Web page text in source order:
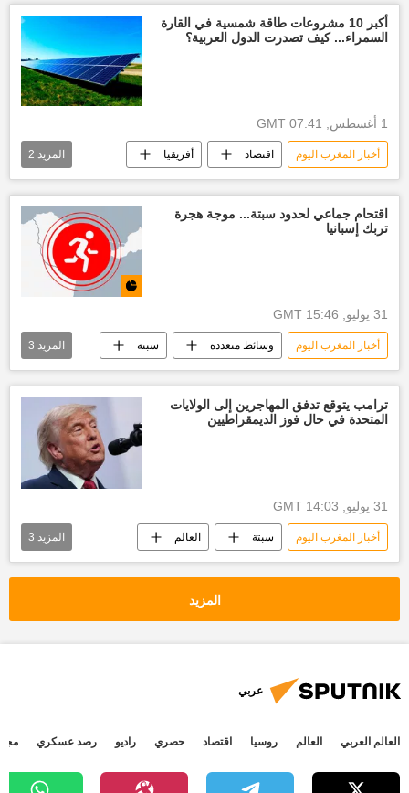
أكبر 10 مشروعات طاقة شمسية في القارة
السمراء... كيف تصدرت الدول العربية؟
1 أغسطس, 07:41 GMT
أخبار المغرب اليوم اقتصاد أفريقيا
مصر جنوب أفريقيا
المزيد 2
اقتحام جماعي لحدود سبتة... موجة هجرة
تربك إسبانيا
31 يوليو, 15:46 GMT
أخبار المغرب اليوم وسائط متعددة سبتة
أخبار إسبانيا أفريقيا انفوجرافيك
المزيد 3
ترامب يتوقع تدفق المهاجرين إلى الولايات
المتحدة في حال فوز الديمقراطيين
31 يوليو, 14:03 GMT
أخبار المغرب اليوم سبتة العالم
ترامب العالم العربي أخبار إسبانيا
المزيد 3
المزيد
عربي
العالم العربي العالم روسيا اقتصاد حصري راديو رصد عسكري